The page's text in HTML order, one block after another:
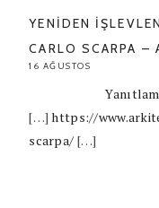
YENIDEN
CARLO SCARPA –
16 AĞUSTOS
[…]https://
scarpa/ […]